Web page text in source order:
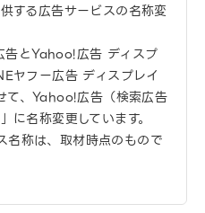
する広告サービスの名称変
とYahoo!広告 ディスプ
ヤフー広告 ディスプレイ
て、Yahoo!広告（検索広告
名称変更しています。
名称は、取材時点のもので